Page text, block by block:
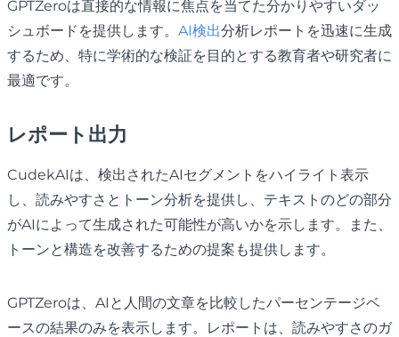
GPTZeroは直接的な情報に焦点を当てた分かりやすいダッ
シュボードを提供します。 AI検出分析レポートを迅速に生成
するため、特に学術的な検証を目的とする教育者や研究者に
最適です。
レポート出力
CudekAIは、検出されたAIセグメントをハイライト表示
し、読みやすさとトーン分析を提供し、テキストのどの部分
がAIによって生成された可能性が高いかを示します。また、
トーンと構造を改善するための提案も提供します。
GPTZeroは、AIと人間の文章を比較したパーセンテージベ
ースの結果のみを表示します。レポートは、読みやすさのガ